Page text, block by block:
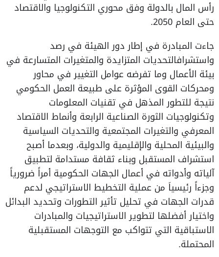
رأس المال بالدولة وفق محوري التكنولوجيا والاقتصاد
حتى العام 2050.
جاءت المبادرة في إطار دور الهيئة في رصد
واستشرافالتحديات المتزايدة والمتغيرات المتسارعة في
بيئة الأعمال وما تفرضه عوامل التغيير في محاور
ومحركات القوى المؤثرة على طبيعة العمل الحكومي
نتيجة للتطور المذهل في تقنيات المعلومات
وتكنولوجيات الثورة الصناعية الرابعة وأنماط الاقتصاد
المعرفي والتغيرات المجتمعية والتحديات السياسية
والبيئية المحلية والإقليمية والدولية، وبعدما أصبح
استشراف المستقبل وبناء ثقافة مستدامة لتطبيق
آلياته وأدواته في أعمال الجهات الحكومية أمراً ضرورياً
وجزءاً رئيسياَ من عملية التخطيط الاستراتيجي لدعم
قدرات الجهات في تحليل تأثير التطورات وتحديد البدائل
واختيار أفضلها لتطوير الاستراتيجيات والمبادرات
الاستباقية التي تتواكب مع التوجهات المستقبلية
المحتملة.